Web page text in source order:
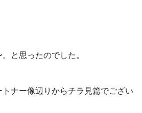
と思ったのでした。
ナー像辺りからチラ見篇でござい